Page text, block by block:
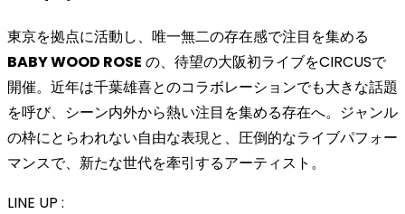
東京を拠点に活動し、唯一無二の存在感で注目を集める
BABY WOOD ROSE の、待望の大阪初ライブをCIRCUSで
開催。近年は千葉雄喜とのコラボレーションでも大きな話題
を呼び、シーン内外から熱い注目を集める存在へ。ジャンル
の枠にとらわれない自由な表現と、圧倒的なライブパフォー
マンスで、新たな世代を牽引するアーティスト。
LINE UP :